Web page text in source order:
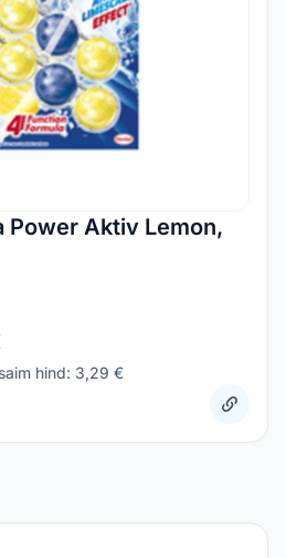
Power Aktiv Lemon,
hind: 3,29 €